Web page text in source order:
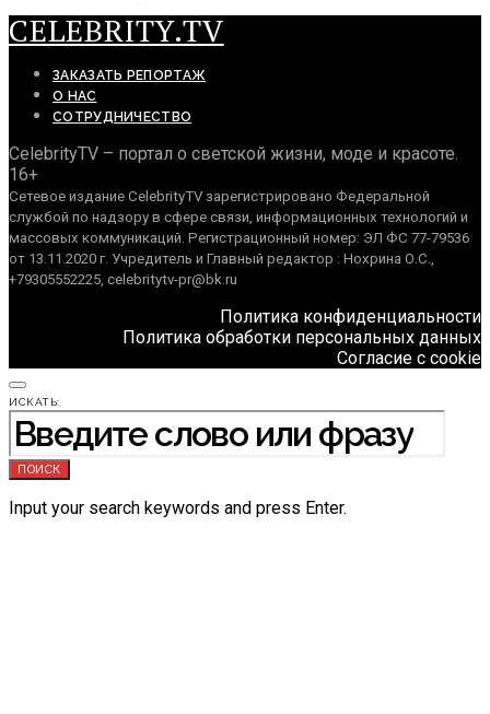
CELEBRITY.TV
ЗАКАЗАТЬ РЕПОРТАЖ
О НАС
СОТРУДНИЧЕСТВО
CelebrityTV – портал о светской жизни, моде и красоте.
16+
Сетевое издание CelebrityTV зарегистрировано Федеральной
службой по надзору в сфере связи, информационных технологий и
массовых коммуникаций. Регистрационный номер: ЭЛ ФС 77-79536
от 13.11.2020 г. Учредитель и Главный редактор : Нохрина О.С.,
+79305552225, celebritytv-pr@bk.ru
Политика конфиденциальности
Политика обработки персональных данных
Согласие с cookie
ИСКАТЬ:
ПОИСК
Input your search keywords and press Enter.